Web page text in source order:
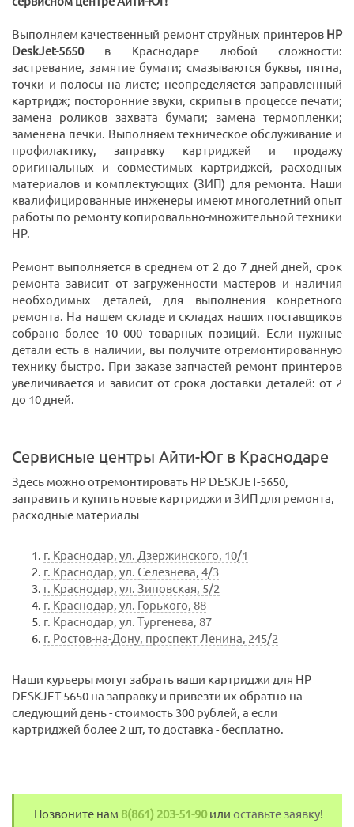
Выполняем качественный ремонт струйных принтеров HP
DeskJet-5650в Краснодаре любой сложности:
застревание, замятие бумаги; смазываются буквы, пятна,
точки и полосы на листе; неопределяется заправленный
картридж; посторонние звуки, скрипы в процессе печати;
замена роликов захвата бумаги; замена термопленки;
заменена печки. Выполняем техническое обслуживание и
профилактику, заправку картриджей и продажу
оригинальных и совместимых картриджей, расходных
материалов и комплектующих (ЗИП) для ремонта. Наши
квалифицированные инженеры имеют многолетний опыт
работы по ремонту копировально-множительной техники
HP.
Ремонт выполняется в среднем от 2 до 7 дней дней, срок
ремонта зависит от загруженности мастеров и наличия
необходимых деталей, для выполнения конретного
ремонта. На нашем складе и складах наших поставщиков
собрано более 10 000 товарных позиций. Если нужные
детали есть в наличии, вы получите отремонтированную
технику быстро. При заказе запчастей ремонт принтеров
увеличивается и зависит от срока доставки деталей: от 2
до 10 дней.
Сервисные центры Айти-Юг в Краснодаре
Здесь можно отремонтировать HP DESKJET-5650,
заправить и купить новые картриджи и ЗИП для ремонта,
расходные материалы
г. Краснодар, ул. Дзержинского, 10/1
г. Краснодар, ул. Селезнева, 4/3
г. Краснодар, ул. Зиповская, 5/2
г. Краснодар, ул. Горького, 88
г. Краснодар, ул. Тургенева, 87
г. Ростов-на-Дону, проспект Ленина, 245/2
Наши курьеры могут забрать ваши картриджи для HP
DESKJET-5650 на заправку и привезти их обратно на
следующий день - стоимость 300 рублей, а если
картриджей более 2 шт, то доставка - бесплатно.
Позвоните нам 8(861) 203-51-90или оставьте заявку!